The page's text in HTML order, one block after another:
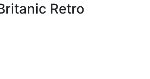
Retro